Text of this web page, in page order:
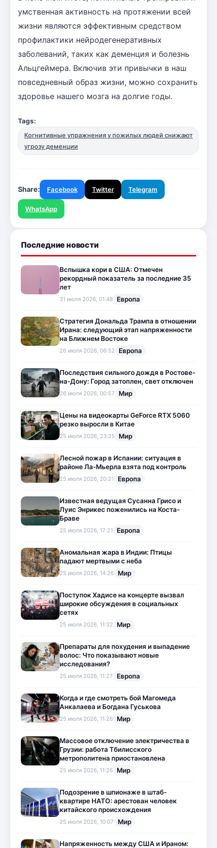
умственная активность на протяжении всей
жизни являются эффективным средством
профилактики нейродегенеративных
заболеваний, таких как деменция и болезнь
Альцгеймера. Включив эти привычки в наш
повседневный образ жизни, можно сохранить
здоровье нашего мозга на долгие годы.
Tags:
Когнитивные упражнения у пожилых людей снижают
угрозу деменции
Share: Facebook Twitter Telegram
WhatsApp
Последние новости
Вспышка кори в США: Отмечен
рекордный показатель за последние 35
лет
31 июля 2026, 01:48 Европа
Стратегия Дональда Трампа в отношении
Ирана: следующий этап напряженности
на Ближнем Востоке
26 июля 2026, 06:52 Европа
Последствия сильного дождя в Ростове-
на-Дону: Город затоплен, свет отключен
26 июля 2026, 00:57 Мир
Цены на видеокарты GeForce RTX 5060
резко выросли в Китае
25 июля 2026, 23:25 Мир
Лесной пожар в Испании: ситуация в
районе Ла-Мьерла взята под контроль
25 июля 2026, 20:21 Европа
Известная ведущая Сусанна Грисо и
Луис Энрикес поженились на Коста-
Браве
25 июля 2026, 17:21 Европа
Аномальная жара в Индии: Птицы
падают мертвыми с неба
25 июля 2026, 14:26 Мир
Поступок Хадисе на концерте вызвал
широкие обсуждения в социальных
сетях
25 июля 2026, 11:32 Мир
Препараты для похудения и выпадение
волос: Что показывают новые
исследования?
25 июля 2026, 11:27 Европа
Когда и где смотреть бой Магомеда
Анкалаева и Богдана Гуськова
25 июля 2026, 11:26 Мир
Массовое отключение электричества в
Грузии: работа Тбилисского
метрополитена приостановлена
25 июля 2026, 11:26 Мир
Подозрение в шпионаже в штаб-
квартире НАТО: арестован человек
китайского происхождения
25 июля 2026, 10:07 Мир
Напряженность между США и Ираном: